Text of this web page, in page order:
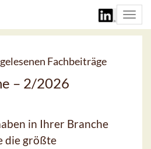
Fachbeiträge
– 2/2026
in Ihrer Branche
die größte